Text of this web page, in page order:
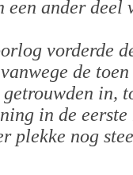
een ander deel
vorderde
de
in,
in de
plekke nog